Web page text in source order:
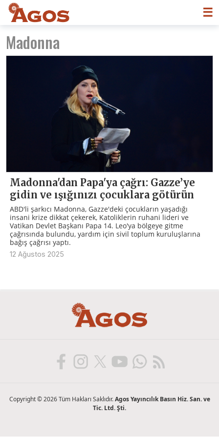
☰
Madonna
Madonna'dan Papa'ya çağrı: Gazze’ye
gidin ve ışığınızı çocuklara götürün
ABD'li şarkıcı Madonna, Gazze'deki çocukların yaşadığı
insani krize dikkat çekerek, Katoliklerin ruhani lideri ve
Vatikan Devlet Başkanı Papa 14. Leo'ya bölgeye gitme
çağrısında bulundu, yardım için sivil toplum kuruluşlarına
bağış çağrısı yaptı.
12 Ağustos 2025
Copyright © 2026 Tüm Hakları Saklıdır.Agos Yayıncılık Basın Hiz. San. ve
Tic. Ltd. Şti.